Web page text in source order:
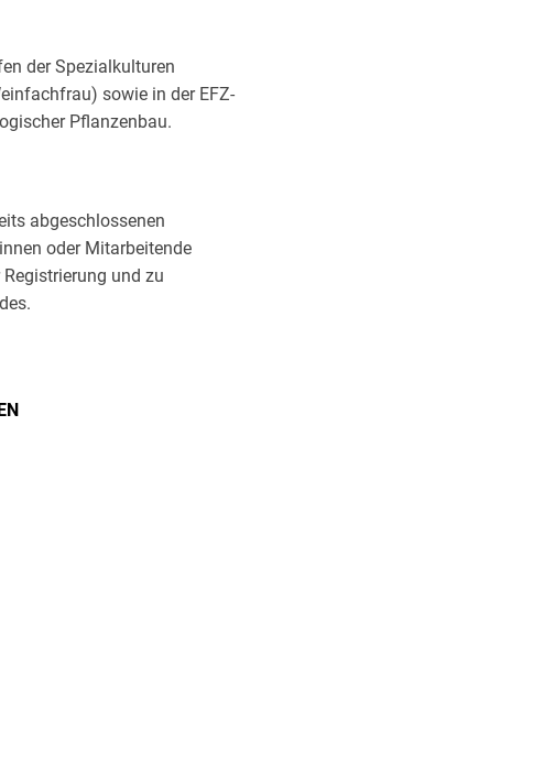
der Spezialkulturen
sowie in der EFZ-
Pflanzenbau.
abgeschlossenen
oder Mitarbeitende
und zu